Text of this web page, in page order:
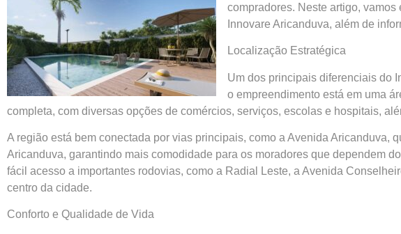
compradores. Neste artigo,
Innovare Aricanduva, além de
Localização Estratégica
Um dos principais diferenciais do
o empreendimento está em uma
completa, com diversas opções de comércios, serviços, escolas e hospitais,
A região está bem conectada por vias principais, como a Avenida
Aricanduva, garantindo mais comodidade para os moradores que dependem
fácil acesso a importantes rodovias, como a Radial Leste, a Avenida
centro da cidade.
Conforto e Qualidade de Vida